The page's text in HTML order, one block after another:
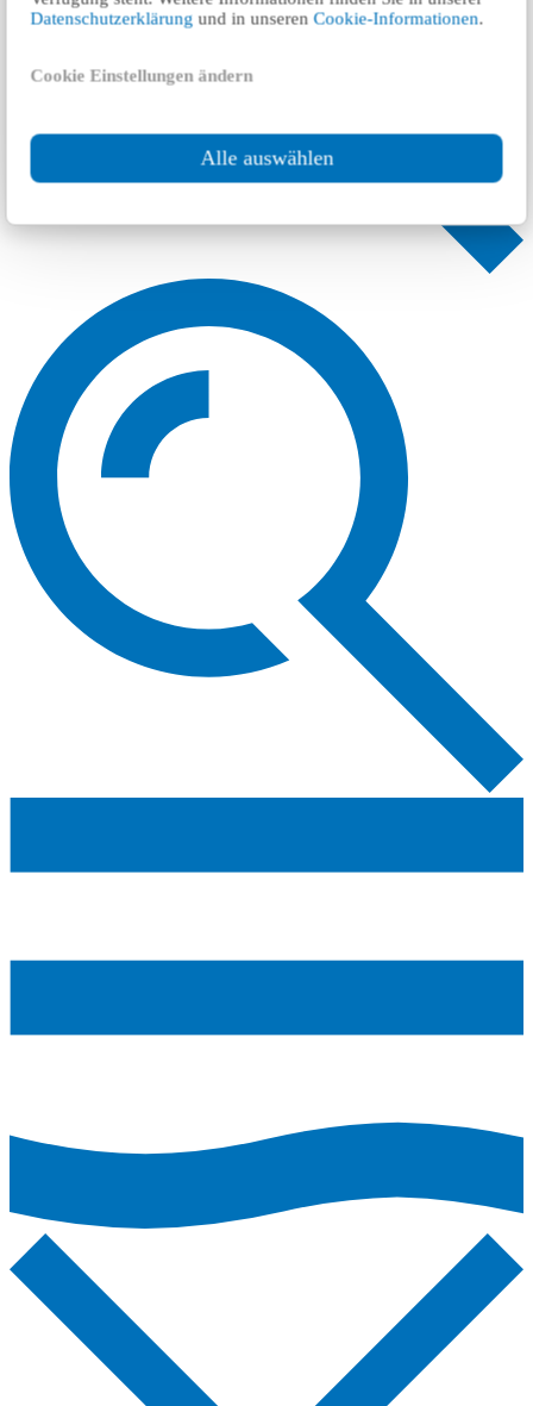
Datenschutzerklärung und in unserenCookie-Informationen.
Cookie Einstellungen ändern
Alle auswählen